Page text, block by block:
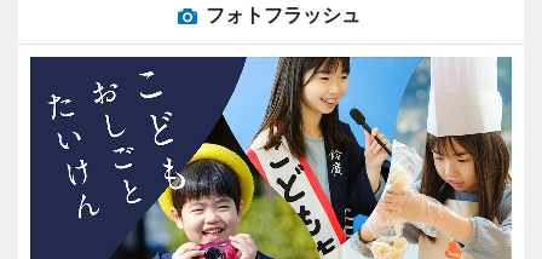
フォトフラッシュ